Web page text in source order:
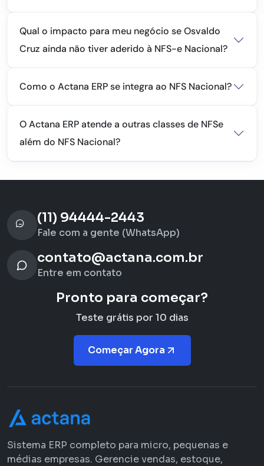
Qual o impacto para meu negócio se Osvaldo
Cruz ainda não tiver aderido à NFS-e Nacional?
Como o Actana ERP se integra ao NFS Nacional?
O Actana ERP atende a outras classes de NFSe
além do NFS Nacional?
(11) 94444-2443
Fale com a gente (WhatsApp)
contato@actana.com.br
Entre em contato
Pronto para começar?
Teste grátis por 10 dias
Começar Agora
Sistema ERP completo para micro, pequenas e
médias empresas. Gerencie vendas, estoque,